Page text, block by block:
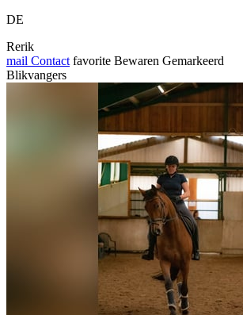
DE
Rerik
mail Contact favorite Bewaren Gemarkeerd
Blikvangers